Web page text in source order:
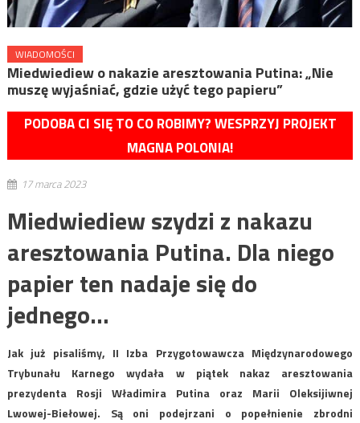
WIADOMOŚCI
Miedwiediew o nakazie aresztowania Putina: „Nie
muszę wyjaśniać, gdzie użyć tego papieru”
PODOBA CI SIĘ TO CO ROBIMY? WESPRZYJ PROJEKT
MAGNA POLONIA!
17 marca 2023
Miedwiediew szydzi z nakazu
aresztowania Putina. Dla niego
papier ten nadaje się do
jednego…
Jak już pisaliśmy, II Izba Przygotowawcza Międzynarodowego
Trybunału Karnego wydała w piątek nakaz aresztowania
prezydenta Rosji Władimira Putina oraz Marii Oleksijiwnej
Lwowej-Biełowej. Są oni podejrzani o popełnienie zbrodni